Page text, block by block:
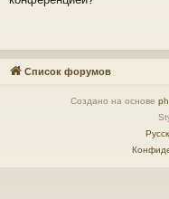
Список форумов
Создано на основе